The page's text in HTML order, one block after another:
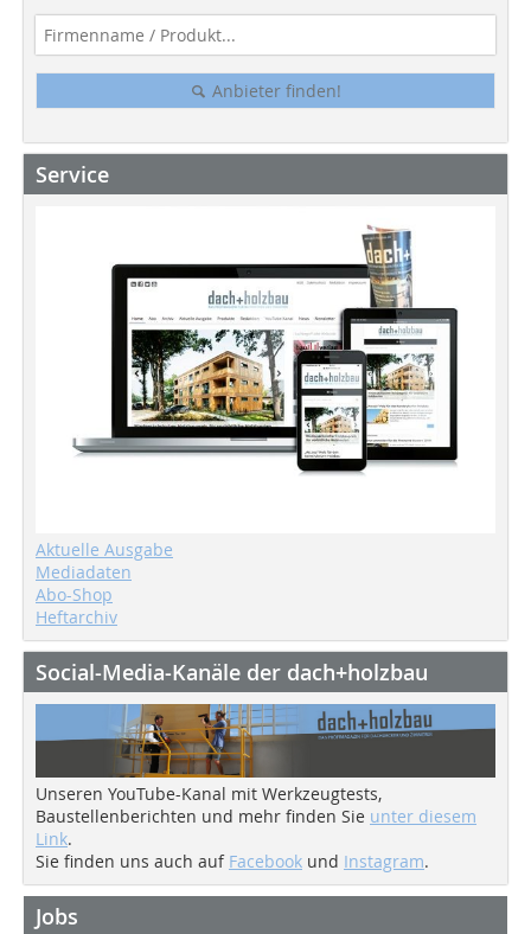
Anbieter finden!
Service
Aktuelle Ausgabe
Mediadaten
Abo-Shop
Heftarchiv
Social-Media-Kanäle der dach+holzbau
Unseren YouTube-Kanal mit Werkzeugtests,
Baustellenberichten und mehr finden Sie unter diesem
Link.
Sie finden uns auch auf Facebook und Instagram.
Jobs